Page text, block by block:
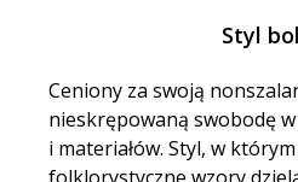
Styl
Ceniony za swoją
nieskrępowaną swobodę
i materiałów.Styl, w